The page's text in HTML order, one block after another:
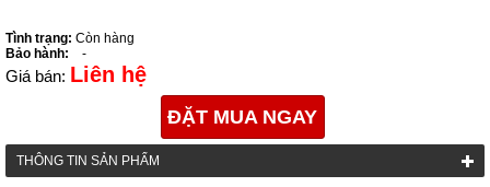
Tình trạng: Còn hàng
Bảo hành:
-
Giá bán: Liên hệ
ĐẶT MUA NGAY
THÔNG TIN SẢN PHẨM